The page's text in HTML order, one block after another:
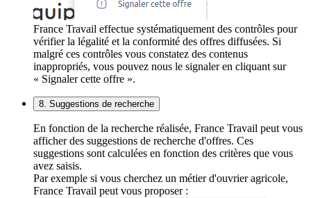
France Travail effectue systématiquement des contrôles pour
vérifier la légalité et la conformité des offres diffusées. Si
malgré ces contrôles vous constatez des contenus
inappropriés, vous pouvez nous le signaler en cliquant sur
« Signaler cette offre ».
8. Suggestions de recherche
En fonction de la recherche réalisée, France Travail peut vous
afficher des suggestions de recherche d'offres. Ces
suggestions sont calculées en fonction des critères que vous
avez saisis.
Par exemple si vous cherchez un métier d'ouvrier agricole,
France Travail peut vous proposer :